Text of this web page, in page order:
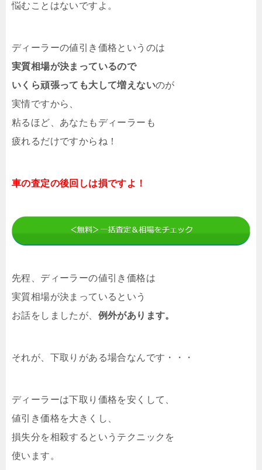
悩むことはないですよ。
ディーラーの値引き価格というのは
実質相場が決まっているので
いくら頑張っても大して増えないのが
実情ですから、
粘るほど、あなたもディーラーも
疲れるだけですからね！
車の査定の後回しは損ですよ！
先程、ディーラーの値引き価格は
実質相場が決まっているという
お話をしましたが、 例外があります。
それが、下取りがある場合なんです・・・
ディーラーは下取り価格を安くして、
値引き価格を大きくし、
損失分を相殺するというテクニックを
使います。